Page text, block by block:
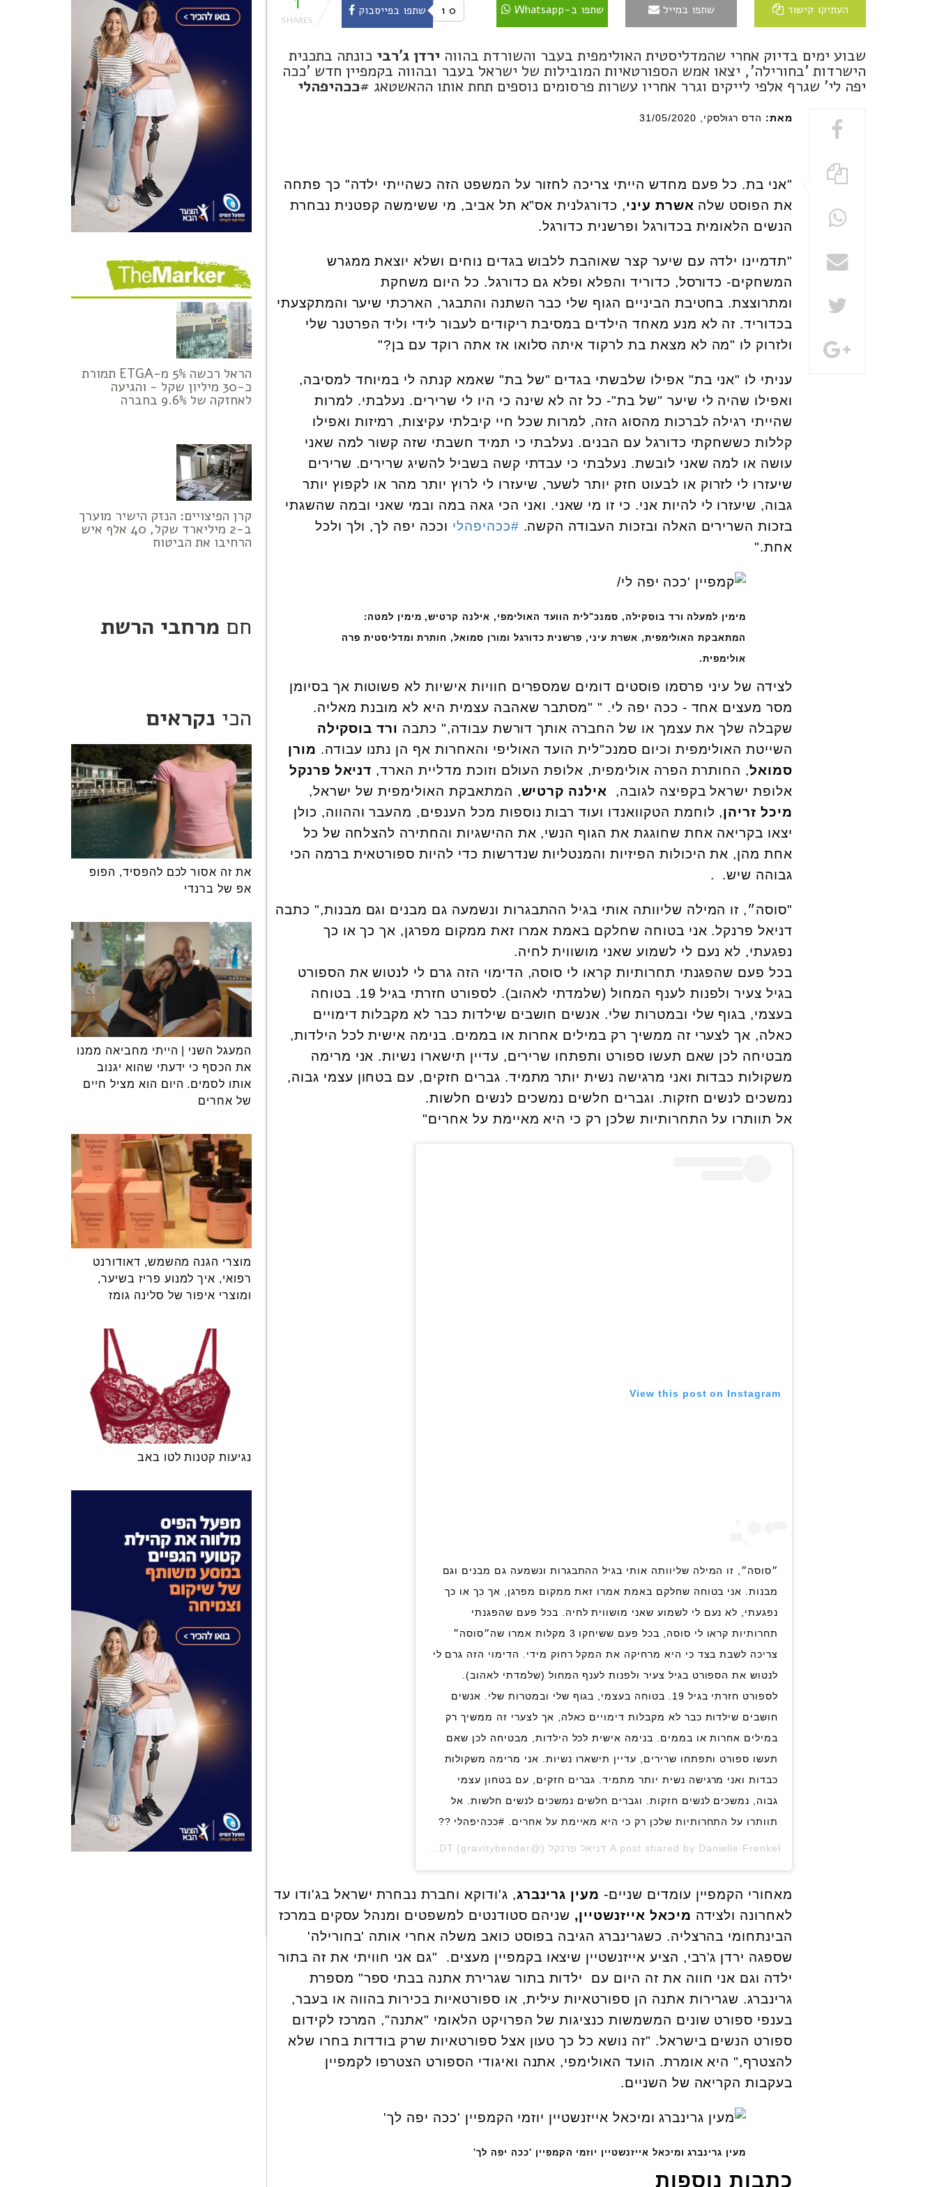
העתיקו קישור שתפו במייל שתפו ב-Whatsapp 0 שתפו בפייסבוק
שבוע ימים בדיוק אחרי שהמדליסטית האולימפית בעבר והשורדת בהווה ירדן ג'רבי כונתה בתכנית
הישרדות 'בחורילה', יצאו אמש הספורטאיות המובילות של ישראל בעבר ובהווה בקמפיין חדש 'ככה
יפה לי' שגרף אלפי לייקים וגרר אחריו עשרות פרסומים נוספים תחת אותו ההאשטאג #ככהיפהלי
מאת: הדס רגולסקי , 31/05/2020
"אני בת. כל פעם מחדש הייתי צריכה לחזור על המשפט הזה כשהייתי ילדה" כך פתחה
את הפוסט שלה אשרת עיני, כדורגלנית אס"א תל אביב, מי ששימשה קפטנית נבחרת
הנשים הלאומית בכדורגל ופרשנית כדורגל.
"תדמיינו ילדה עם שיער קצר שאוהבת ללבוש בגדים נוחים ושלא יוצאת ממגרש
המשחקים- כדורסל, כדוריד והפלא ופלא גם כדורגל. כל היום משחקת
ומתרוצצת. בחטיבת הביניים הגוף שלי כבר השתנה והתבגר, הארכתי שיער והמתקצעתי
בכדוריד. זה לא מנע מאחד הילדים במסיבת ריקודים לעבור לידי וליד הפרטנר שלי
ולזרוק לו "מה לא מצאת בת לרקוד איתה סלואו אז אתה רוקד עם בן?"
עניתי לו "אני בת" אפילו שלבשתי בגדים "של בת" שאמא קנתה לי במיוחד למסיבה,
ואפילו שהיה לי שיער "של בת"- כל זה לא שינה כי היו לי שרירים. נעלבתי. למרות
שהייתי רגילה לברכות מהסוג הזה, למרות שכל חיי קיבלתי עקיצות, רמיזות ואפילו
קללות כששחקתי כדורגל עם הבנים. נעלבתי כי תמיד חשבתי שזה קשור למה שאני
עושה או למה שאני לובשת. נעלבתי כי עבדתי קשה בשביל להשיג שרירים. שרירים
שיעזרו לי לזרוק או לבעוט חזק יותר לשער, שיעזרו לי לרוץ יותר מהר או לקפוץ יותר
גבוה, שיעזרו לי להיות אני. כי זו מי שאני. ואני הכי גאה במה ובמי שאני ובמה שהשגתי
בזכות השרירים האלה ובזכות העבודה הקשה. #ככהיפהלי וככה יפה לך, ולך ולכל
אחת."
מימין למעלה ורד בוסקילה, סמנכ"לית הוועד האולימפי, אילנה קרטיש, מימין למטה:
המתאבקת האולימפית, אשרת עיני, פרשנית כדורגל ומורן סמואל, חותרת ומדליסטית פרה
אולימפית.
לצידה של עיני פרסמו פוסטים דומים שמספרים חוויות אישיות לא פשוטות אך בסיומן
מסר מעצים אחד - ככה יפה לי. " "מסתבר שאהבה עצמית היא לא מובנת מאליה.
שקבלה שלך את עצמך או של החברה אותך דורשת עבודה," כתבה ורד בוסקילה
השייטת האולימפית וכיום סמנכ"לית הועד האוליפי והאחרות אף הן נתנו עבודה. מורן
סמואל, החותרת הפרה אולימפית, אלופת העולם וזוכת מדליית הארד, דניאל פרנקל
אלופת ישראל בקפיצה לגובה, אילנה קרטיש, המתאבקת האולימפית של ישראל,
מיכל זריהן, לוחמת הטקוואנדו ועוד רבות נוספות מכל הענפים, מהעבר וההווה, כולן
יצאו בקריאה אחת שחוגגת את הגוף הנשי, את ההישגיות והחתירה להצלחה של כל
אחת מהן, את היכולות הפיזיות והמנטליות שנדרשות כדי להיות ספורטאית ברמה הכי
גבוהה שיש. .
"סוסה״, זו המילה שליוותה אותי בגיל ההתבגרות ונשמעה גם מבנים וגם מבנות," כתבה
דניאל פרנקל. אני בטוחה שחלקם באמת אמרו זאת ממקום מפרגן, אך כך או כך
נפגעתי, לא נעם לי לשמוע שאני מושווית לחיה.
בכל פעם שהפגנתי תחרותיות קראו לי סוסה, הדימוי הזה גרם לי לנטוש את הספורט
בגיל צעיר ולפנות לענף המחול (שלמדתי לאהוב). לספורט חזרתי בגיל 19. בטוחה
בעצמי, בגוף שלי ובמטרות שלי. אנשים חושבים שילדות כבר לא מקבלות דימויים
כאלה, אך לצערי זה ממשיך רק במילים אחרות או בממים. בנימה אישית לכל הילדות,
מבטיחה לכן שאם תעשו ספורט ותפתחו שרירים, עדיין תישארו נשיות. אני מרימה
משקולות כבדות ואני מרגישה נשית יותר מתמיד. גברים חזקים, עם בטחון עצמי גבוה,
נמשכים לנשים חזקות. וגברים חלשים נמשכים לנשים חלשות.
אל תוותרו על התחרותיות שלכן רק כי היא מאיימת על אחרים"
View this post on Instagram
״סוסה״, זו המילה שליוותה אותי בגיל ההתבגרות ונשמעה גם מבנים וגם
מבנות. אני בטוחה שחלקם באמת אמרו זאת ממקום מפרגן, אך כך או כך
נפגעתי, לא נעם לי לשמוע שאני מושווית לחיה. בכל פעם שהפגנתי
תחרותיות קראו לי סוסה, בכל פעם ששיחקו 3 מקלות אמרו שה״סוסה״
צריכה לשבת בצד כי היא מרחיקה את המקל רחוק מידי. הדימוי הזה גרם לי
לנטוש את הספורט בגיל צעיר ולפנות לענף המחול (שלמדתי לאהוב).
לספורט חזרתי בגיל 19. בטוחה בעצמי, בגוף שלי ובמטרות שלי. אנשים
חושבים שילדות כבר לא מקבלות דימויים כאלה, אך לצערי זה ממשיך רק
במילים אחרות או בממים. בנימה אישית לכל הילדות, מבטיחה לכן שאם
תעשו ספורט ותפתחו שרירים, עדיין תישארו נשיות. אני מרימה משקולות
כבדות ואני מרגישה נשית יותר מתמיד. גברים חזקים, עם בטחון עצמי
גבוה, נמשכים לנשים חזקות. וגברים חלשים נמשכים לנשים חלשות. אל
תוותרו על התחרותיות שלכן רק כי היא מאיימת על אחרים. #ככהיפהלי ??
A post shared by Danielle Frenkel דניאל פרנקל (@gravitybender) on
May 30, 2020 at 8:32am PDT
מאחורי הקמפיין עומדים שניים- מעין גרינברג, ג'ודוקא וחברת נבחרת ישראל בג'ודו עד
לאחרונה ולצידה מיכאל אייזנשטיין, שניהם סטודנטים למשפטים ומנהל עסקים במרכז
הבינתחומי בהרצליה. כשגרינברג הגיבה בפוסט כואב משלה אחרי אותה 'בחורילה'
שספגה ירדן ג'רבי, הציע אייזנשטיין שיצאו בקמפיין מעצים. "גם אני חוויתי את זה בתור
ילדה וגם אני חווה את זה היום עם ילדות בתור שגרירת אתנה בבתי ספר" מספרת
גרינברג. שגרירות אתנה הן ספורטאיות עילית, או ספורטאיות בכירות בהווה או בעבר,
בענפי ספורט שונים המשמשות כנציגות של הפרויקט הלאומי "אתנה", המרכז לקידום
ספורט הנשים בישראל. "זה נושא כל כך טעון אצל ספורטאיות שרק בודדות בחרו שלא
להצטרף," היא אומרת. הועד האולימפי, אתנה ואיגודי הספורט הצטרפו לקמפיין
בעקבות הקריאה של השניים.
מעין גרינברג ומיכאל אייזנשטיין יוזמי הקמפיין 'ככה יפה לך'
כתבות נוספות
הראל רכשה 5% מ-ETGA תמורת
כ-30 מיליון שקל - והגיעה
לאחזקה של 9.6% בחברה
קרן הפיצויים: הנזק הישיר מוערך
ב-2 מיליארד שקל, 40 אלף איש
הרחיבו את הביטוח
חם מרחבי הרשת
הכי נקראים
את זה אסור לכם להפסיד, הפופ
אפ של ברנדי
המעגל השני | הייתי מחביאה ממנו
את הכסף כי ידעתי שהוא יגנוב
אותו לסמים. היום הוא מציל חיים
של אחרים
מוצרי הגנה מהשמש, דאודורנט
רפואי, איך למנוע פריז בשיער,
ומוצרי איפור של סלינה גומז
נגיעות קטנות לטו באב